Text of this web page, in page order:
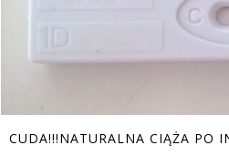
CUDA!!!NATURALNA CIĄŻA PO